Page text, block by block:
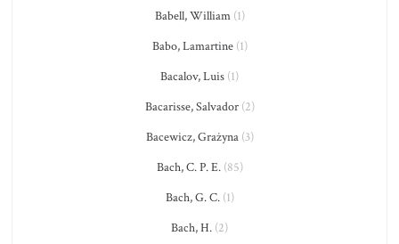
Babell, William(1)
Babo, Lamartine(1)
Bacalov, Luis (1)
Bacarisse, Salvador(2)
Bacewicz, Grażyna(3)
Bach, C. P. E.(85)
Bach, G. C.(1)
Bach, H. (2)